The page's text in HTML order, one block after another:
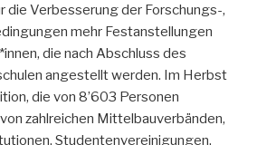
die Verbesserung der Forschungs-,
mehr Festanstellungen
die nach Abschluss des
angestellt werden. Im Herbst
die von 8’603 Personen
zahlreichen Mittelbauverbänden,
Studentenvereinigungen,